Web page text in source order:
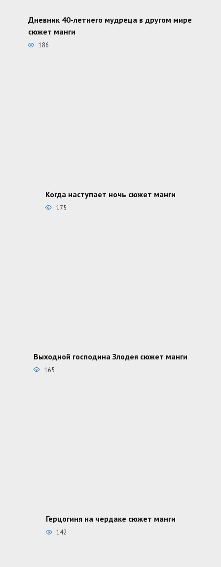
Дневник 40-летнего мудреца в другом мире
сюжет манги
186
Когда наступает ночь сюжет манги
175
Выходной господина Злодея сюжет манги
165
Герцогиня на чердаке сюжет манги
142